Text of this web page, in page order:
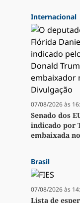
Internacional
07/08/2026 às
Senado dos
indicado por
embaixada
Brasil
07/08/2026 às
Lista de